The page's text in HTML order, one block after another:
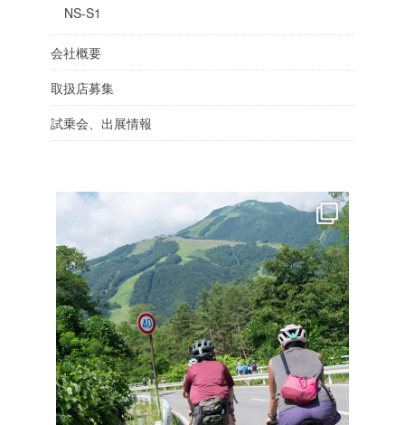
NS-S1
会社概要
取扱店募集
試乗会、出展情報